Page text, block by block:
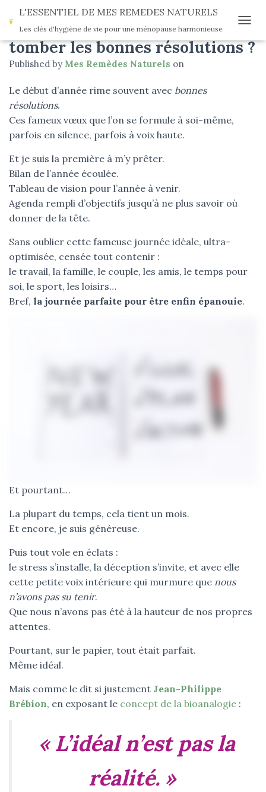
L'ESSENTIEL DE MES REMEDES NATURELS
Les clés d'hygiène de vie pour une ménopause harmonieuse
Et si, cette année, vous laissiez
tomber les bonnes résolutions ?
Published by Mes Remèdes Naturels on
Le début d’année rime souvent avec bonnes
résolutions.
Ces fameux vœux que l’on se formule à soi-même,
parfois en silence, parfois à voix haute.
Et je suis la première à m’y prêter.
Bilan de l’année écoulée.
Tableau de vision pour l’année à venir.
Agenda rempli d’objectifs jusqu’à ne plus savoir où
donner de la tête.
Sans oublier cette fameuse journée idéale, ultra-
optimisée, censée tout contenir :
le travail, la famille, le couple, les amis, le temps pour
soi, le sport, les loisirs…
Bref, la journée parfaite pour être enfin épanouie.
Et pourtant…
La plupart du temps, cela tient un mois.
Et encore, je suis généreuse.
Puis tout vole en éclats :
le stress s’installe, la déception s’invite, et avec elle
cette petite voix intérieure qui murmure que nous
n’avons pas su tenir.
Que nous n’avons pas été à la hauteur de nos propres
attentes.
Pourtant, sur le papier, tout était parfait.
Même idéal.
Mais comme le dit si justement Jean-Philippe
Brébion, en exposant le concept de la bioanalogie :
« L’idéal n’est pas la
réalité. »
Comprendre les systèmes impactés par le ménopause
et les rééquilibrez naturellement"
TÉLÉCHARGEZ